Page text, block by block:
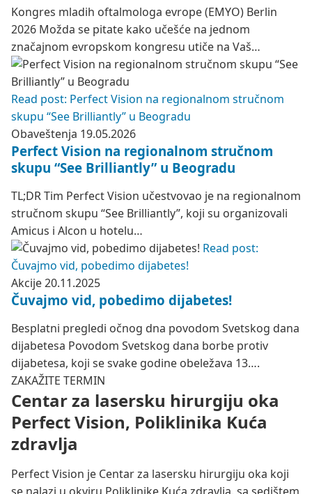
Kongres mladih oftalmologa evrope (EMYO) Berlin
2026 Možda se pitate kako učešće na jednom
značajnom evropskom kongresu utiče na Vaš…
Read post: Perfect Vision na regionalnom stručnom
skupu “See Brilliantly” u Beogradu
Obaveštenja 19.05.2026
Perfect Vision na regionalnom stručnom
skupu “See Brilliantly” u Beogradu
TL;DR Tim Perfect Vision učestvovao je na regionalnom
stručnom skupu “See Brilliantly”, koji su organizovali
Amicus i Alcon u hotelu…
Read post:
Čuvajmo vid, pobedimo dijabetes!
Akcije20.11.2025
Čuvajmo vid, pobedimo dijabetes!
Besplatni pregledi očnog dna povodom Svetskog dana
dijabetesa Povodom Svetskog dana borbe protiv
dijabetesa, koji se svake godine obeležava 13….
ZAKAŽITE TERMIN
Centar za lasersku hirurgiju oka
Perfect Vision, Poliklinika Kuća
zdravlja
Perfect Vision je Centar za lasersku hirurgiju oka koji